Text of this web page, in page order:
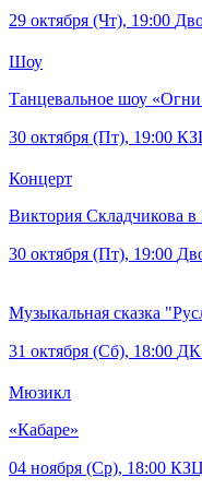
29 октября (Чт), 19:00
Шоу
Танцевальное шоу
30 октября (Пт), 19:00
Концерт
Виктория Складчикова
30 октября (Пт), 19:00
Музыкальная сказка
31 октября (Сб), 18:00 ДК
Мюзикл
«Кабаре»
04 ноября (Ср), 18:00